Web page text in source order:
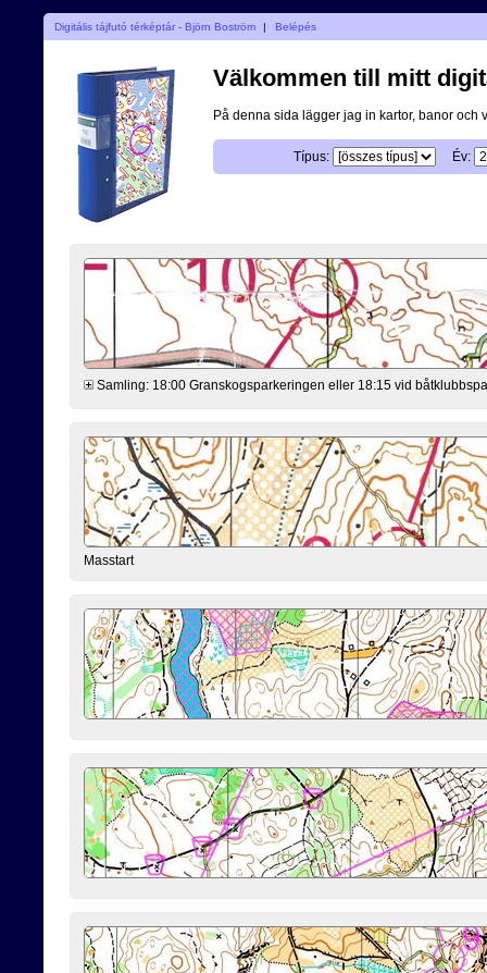
Digitális tájfutó térképtár - Björn Boström | Belépés
Välkommen till mitt
På denna sida lägger jag in kartor, banor och
Típus: Év:
Samling: 18:00 Granskogsparkeringen eller 18:15 vid
Masstart